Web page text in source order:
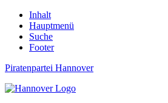
Inhalt
Hauptmenü
Suche
Footer
Piratenpartei Hannover